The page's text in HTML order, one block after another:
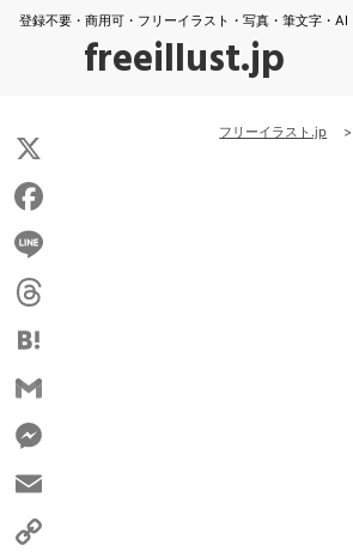
登録不要・商用可・フリーイラスト・写真・筆文字・AI
freeillust.jp
フリーイラスト.jp >
X
Facebook
Line
Threads
Hatena
Gmail
Messenger
Email